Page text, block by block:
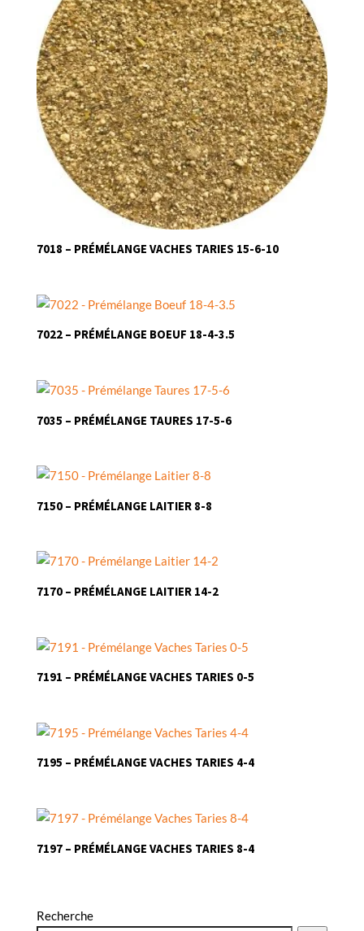
7018 – PRÉMÉLANGE VACHES TARIES 15-6-10
7022 – PRÉMÉLANGE BOEUF 18-4-3.5
7035 – PRÉMÉLANGE TAURES 17-5-6
7150 – PRÉMÉLANGE LAITIER 8-8
7170 – PRÉMÉLANGE LAITIER 14-2
7191 – PRÉMÉLANGE VACHES TARIES 0-5
7195 – PRÉMÉLANGE VACHES TARIES 4-4
7197 – PRÉMÉLANGE VACHES TARIES 8-4
Recherche